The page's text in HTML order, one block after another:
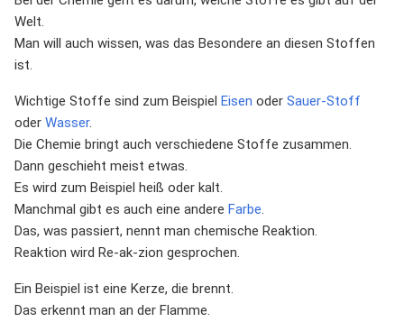
Welt.
Man will auch wissen, was das Besondere an diesen Stoffen
ist.
Wichtige Stoffe sind zum Beispiel Eisen oder Sauer-Stoff
oder Wasser.
Die Chemie bringt auch verschiedene Stoffe zusammen.
Dann geschieht meist etwas.
Es wird zum Beispiel heiß oder kalt.
Manchmal gibt es auch eine andere Farbe.
Das, was passiert, nennt man chemische Reaktion.
Reaktion wird Re-ak-zion gesprochen.
Ein Beispiel ist eine Kerze, die brennt.
Das erkennt man an der Flamme.